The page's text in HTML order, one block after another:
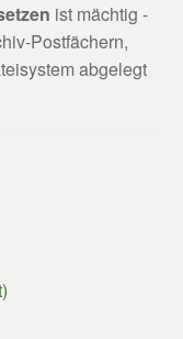
ist mächtig -
Postfächern,
abgelegt